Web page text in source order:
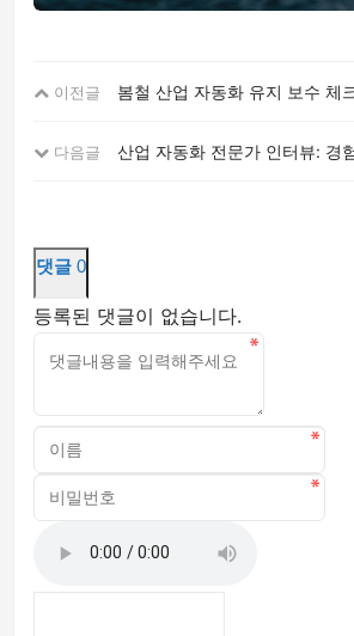
이전글 봄철 산업 자동화 유지 보수 체
다음글 산업 자동화 전문가 인터뷰: 경
댓글 0
등록된 댓글이 없습니다.